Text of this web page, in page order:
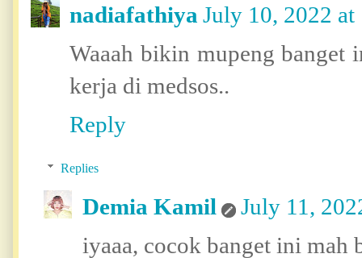
nadiafathiya July 10, 2022
Waaah bikin mupeng banget
kerja di medsos..
Reply
Replies
Demia Kamil
July 11,
iyaaa, cocok banget ini